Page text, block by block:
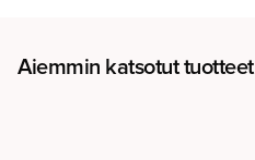
Aiemmin katsotut tuotteet